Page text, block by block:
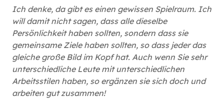
Ich denke, da gibt es einen gewissen Spielraum. Ich
will damit nicht sagen, dass alle dieselbe
Persönlichkeit haben sollten, sondern dass sie
gemeinsame Ziele haben sollten, so dass jeder das
gleiche große Bild im Kopf hat. Auch wenn Sie sehr
unterschiedliche Leute mit unterschiedlichen
Arbeitsstilen haben, so ergänzen sie sich doch und
arbeiten gut zusammen!